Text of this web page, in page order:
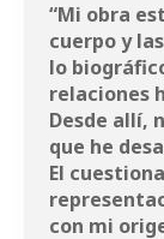
“Mi obra
cuerpo y
lo
relaciones
Desde allí,
que he
El
con mi